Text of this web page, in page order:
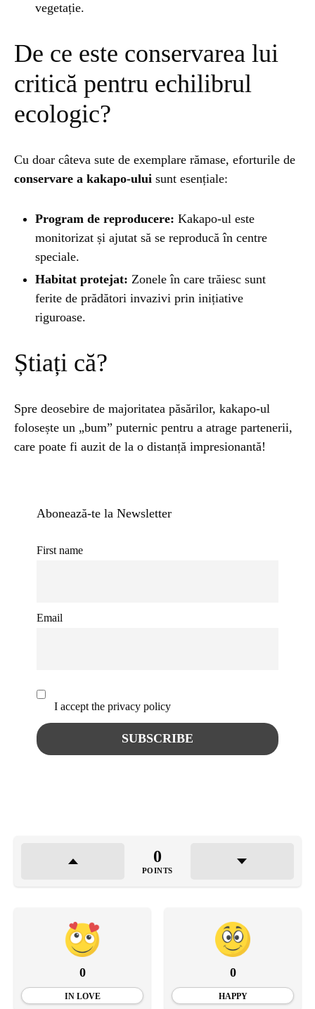
vegetație.
De ce este conservarea lui
critică pentru echilibrul
ecologic?
Cu doar câteva sute de exemplare rămase, eforturile de
conservare a kakapo-ului sunt esențiale:
Program de reproducere: Kakapo-ul este
monitorizat și ajutat să se reproducă în centre
speciale.
Habitat protejat: Zonele în care trăiesc sunt
ferite de prădători invazivi prin inițiative
riguroase.
Știați că?
Spre deosebire de majoritatea păsărilor, kakapo-ul
folosește un „bum” puternic pentru a atrage partenerii,
care poate fi auzit de la o distanță impresionantă!
Abonează-te la Newsletter
First name
Email
I accept the privacy policy
0
POINTS
0
IN LOVE
0
HAPPY